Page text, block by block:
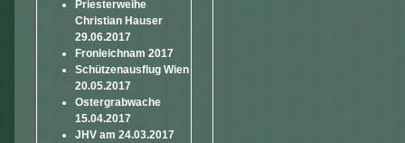
Priesterweihe
Christian Hauser
29.06.2017
Fronleichnam 2017
Schützenausflug Wien
20.05.2017
Ostergrabwache
15.04.2017
JHV am 24.03.2017